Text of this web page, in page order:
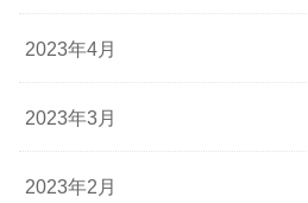
2023年4月
2023年3月
2023年2月